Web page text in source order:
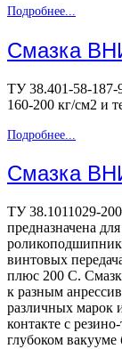
Подробнее...
Смазка
ТУ 38.401-58-187-
160-200 кг/см2 и
Подробнее...
Смазка
ТУ 38.1011029-
предназначена
винтовых
плюс 200 С.
к разным
различных марок
контакте с
глубоком вакууме